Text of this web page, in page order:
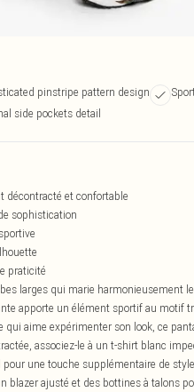
pinstripe pattern design
side pockets detail
décontracté et confortable
sophistication
praticité
larges qui marie harmonieusement
apporte un élément sportif au motif
aime expérimenter son look, ce
associez-le à un t-shirt blanc
une touche supplémentaire de
blazer ajusté et des bottines à talons